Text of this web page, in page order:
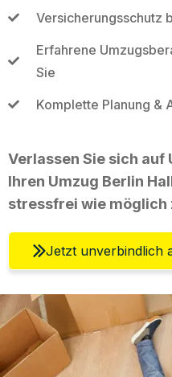
Versicherungsschutz
Erfahrene
Sie
Komplette Planung &
Verlassen Sie sich auf
Ihren Umzug Berlin
stressfrei wie möglich
Jetzt unverbindlich